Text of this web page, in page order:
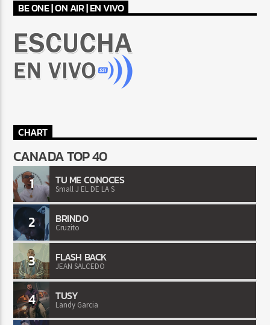
BE ONE | ON AIR | EN VIVO
CHART
CANADA TOP 40
1 TU ME CONOCES
Small J EL DE LA S
2 BRINDO
Cruzito
3 FLASH BACK
JEAN SALCEDO
4 TUSY
Landy Garcia